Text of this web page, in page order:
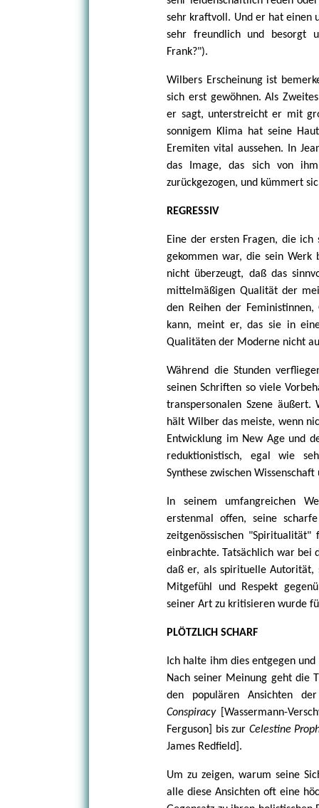
sehr kraftvoll. Und er hat einen
sehr freundlich und besorgt
Frank?").
Wilbers Erscheinung ist
sich erst gewöhnen. Als
er sagt, unterstreicht er mit
sonnigem Klima hat seine
Eremiten vital aussehen. In
das Image, das sich von
zurückgezogen, und kümmert
REGRESSIV
Eine der ersten Fragen, die
gekommen war, die sein
nicht überzeugt, daß das
mittelmäßigen Qualität der
den Reihen der Feministinnen,
kann, meint er, das sie in
Qualitäten der Moderne nicht
Während die Stunden
seinen Schriften so viele
transpersonalen Szene
hält Wilber das meiste, wenn
Entwicklung im New Age und
reduktionistisch, egal wie
Synthese zwischen
In seinem umfangreichen
erstenmal offen, seine
zeitgenössischen
einbrachte. Tatsächlich war bei
daß er, als spirituelle Autorität,
Mitgefühl und Respekt
seiner Art zu kritisieren wurde
PLÖTZLICH SCHARF
Ich halte ihm dies entgegen
Nach seiner Meinung geht die
den populären Ansichten
Conspiracy
[Wassermann-
Ferguson] bis zur Celestine
James Redfield].
Um zu zeigen, warum seine
alle diese Ansichten oft eine